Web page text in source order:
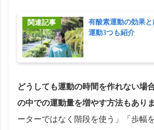
有酸素運動の効果
運動3つも紹介
どうしても運動の時間を作れない場
の中での運動量を増やす方法もありま
ーターではなく階段を使う」「歩幅